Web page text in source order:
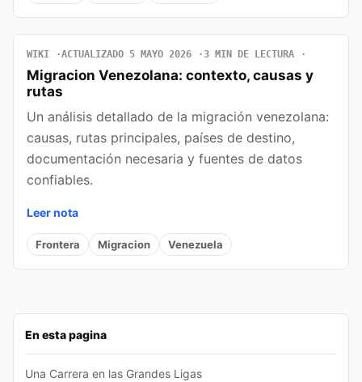
En esta pagina
Una Carrera en las Grandes Ligas
WIKI ACTUALIZADO 5 MAYO 2026 3 MIN DE LECTURA
Migracion Venezolana: contexto, causas y
rutas
Un análisis detallado de la migración venezolana:
causas, rutas principales, países de destino,
documentación necesaria y fuentes de datos
confiables.
Leer nota
Frontera Migracion Venezuela